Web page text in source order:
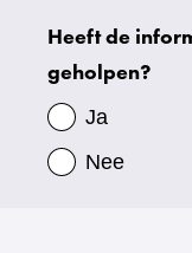
Uw
gegevens
Heeft de
geholpen?
Ja
Nee